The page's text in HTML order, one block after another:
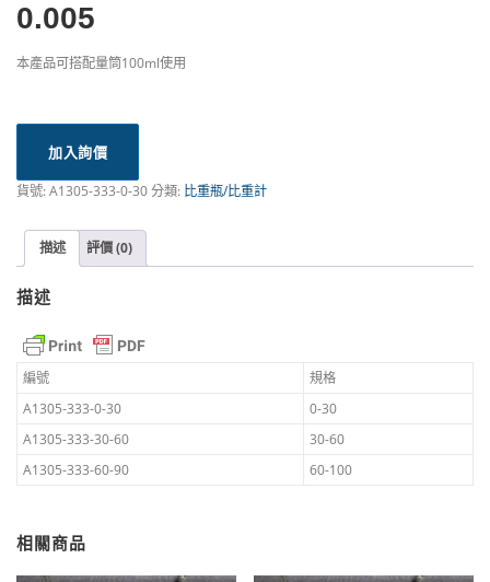
0.005
本產品可搭配量筒100ml使用
加入詢價
貨號:A1305-333-0-30分類: 比重瓶/比重計
描述 評價 (0)
描述
編號
規格
A1305-333-0-30
0-30
A1305-333-30-60
30-60
A1305-333-60-90
60-100
相關商品